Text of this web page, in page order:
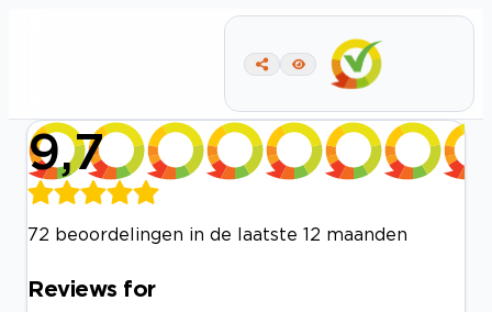
9,7
72 beoordelingen in de laatste 12 maanden
Reviews for